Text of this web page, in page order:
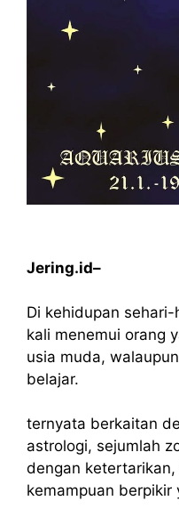
Jering.id–
Di kehidupan
kali menemui orang
usia muda,
belajar.
ternyata berkaitan
astrologi, sejumlah
dengan
kemampuan berpikir